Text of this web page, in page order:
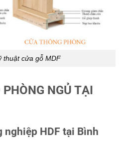
thuật cửa gỗ MDF
NGỦ TẠI
nghiệp HDF tại Bình